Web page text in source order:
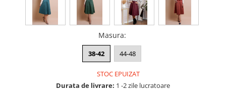
Masura:
38-42 44-48
STOC EPUIZAT
Durata de livrare: 1 -2 zile lucratoare